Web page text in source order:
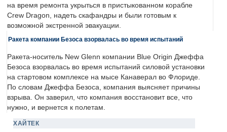
на время ремонта укрыться в пристыкованном корабле
Crew Dragon, надеть скафандры и были готовым к
возможной экстренной эвакуации.
Ракета компании Безоса взорвалась во время испытаний
Ракета-носитель New Glenn компании Blue Origin Джеффа
Безоса взорвалась во время испытаний силовой установки
на стартовом комплексе на мысе Канаверал во Флориде.
По словам Джеффа Безоса, компания выясняет причины
взрыва. Он заверил, что компания восстановит все, что
нужно, и вернется к полетам.
ХАЙТЕК